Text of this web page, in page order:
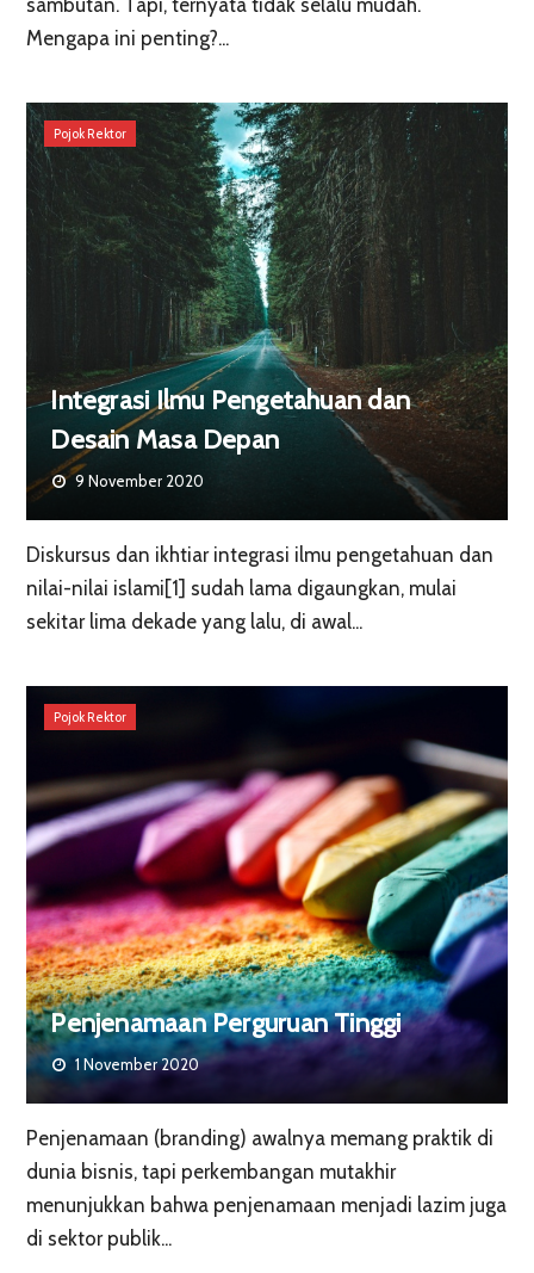
sambutan. Tapi, ternyata tidak selalu mudah.
Mengapa ini penting?...
Pojok Rektor
Integrasi Ilmu Pengetahuan dan
Desain Masa Depan
9 November 2020
Diskursus dan ikhtiar integrasi ilmu pengetahuan dan
nilai-nilai islami[1] sudah lama digaungkan, mulai
sekitar lima dekade yang lalu, di awal...
Pojok Rektor
Penjenamaan Perguruan Tinggi
1 November 2020
Penjenamaan (branding) awalnya memang praktik di
dunia bisnis, tapi perkembangan mutakhir
menunjukkan bahwa penjenamaan menjadi lazim juga
di sektor publik...